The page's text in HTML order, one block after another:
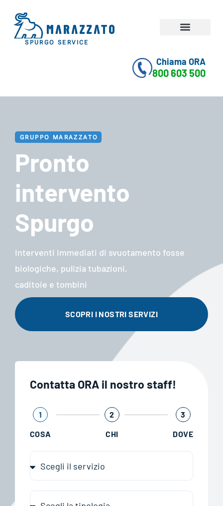
SPURGO SERVICE
Chiama ORA
800 603 500
GRUPPO MARAZZATO
Pronto
intervento
Spurgo
Interventi immediati di svuotamento fosse
biologiche, pulizia tubazioni,
caditoie e tombini
SCOPRI I NOSTRI SERVIZI
Contatta ORA il nostro staff!
1
COSA
2
CHI
3
DOVE